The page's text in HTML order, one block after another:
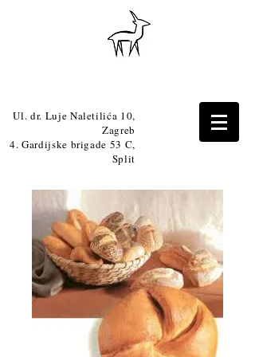
Ul. dr. Luje Naletilića 10,
Zagreb
4. Gardijske brigade 53 C,
Split